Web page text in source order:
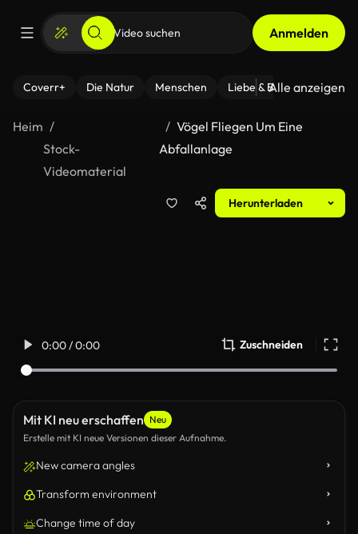
Anmelden
Coverr+ Die Natur Menschen Liebe & Beziehungen
Alle anzeigen
Heim
Stock-
Videomaterial
Vögel Fliegen Um Eine
Abfallanlage
Herunterladen
0:00 / 0:00 Zuschneiden
Mit KI neu erschaffen Neu
Erstelle mit KI neue Versionen dieser Aufnahme.
New camera angles
Transform environment
Change time of day